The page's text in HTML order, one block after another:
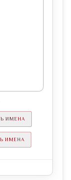
ОЧИСТИТЬ ИМЕНА
ЗАГРУЗИТЬ ИМЕНА